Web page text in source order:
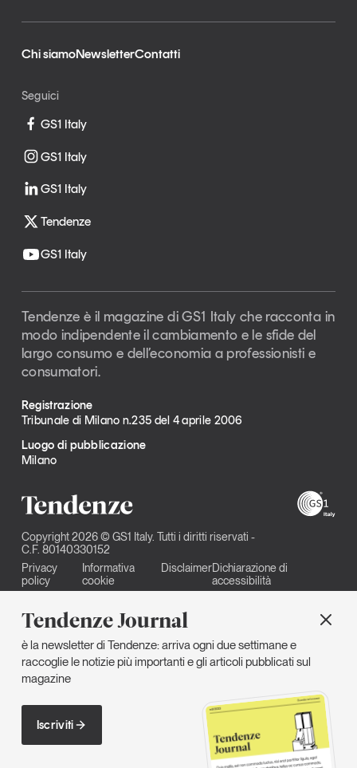
Tendenze Journal
è la newsletter di Tendenze: arriva ogni due settimane e
raccoglie le notizie più importanti e gli articoli pubblicati sul
magazine
Iscriviti
Chi siamoNewsletterContatti
Seguici
GS1 Italy
GS1 Italy
GS1 Italy
Tendenze
GS1 Italy
Tendenze è il magazine di GS1 Italy che racconta in
modo indipendente il cambiamento e le sfide del
largo consumo e dell’economia a professionisti e
consumatori.
Registrazione
Tribunale di Milano n.235 del 4 aprile 2006
Luogo di pubblicazione
Milano
Copyright 2026 © GS1 Italy. Tutti i diritti riservati -
C.F. 80140330152
Privacy
policy
Informativa
cookie
DisclaimerDichiarazione di
accessibilità